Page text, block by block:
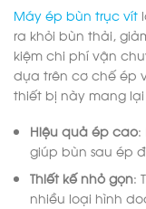
Máy ép bùn trục vít
ra khỏi bùn thải,
kiệm chi phí vận
dựa trên cơ chế ép
thiết bị này mang
Hiệu quả ép cao:
giúp bùn sau ép
Thiết kế nhỏ gọn:
nhiều loại hình